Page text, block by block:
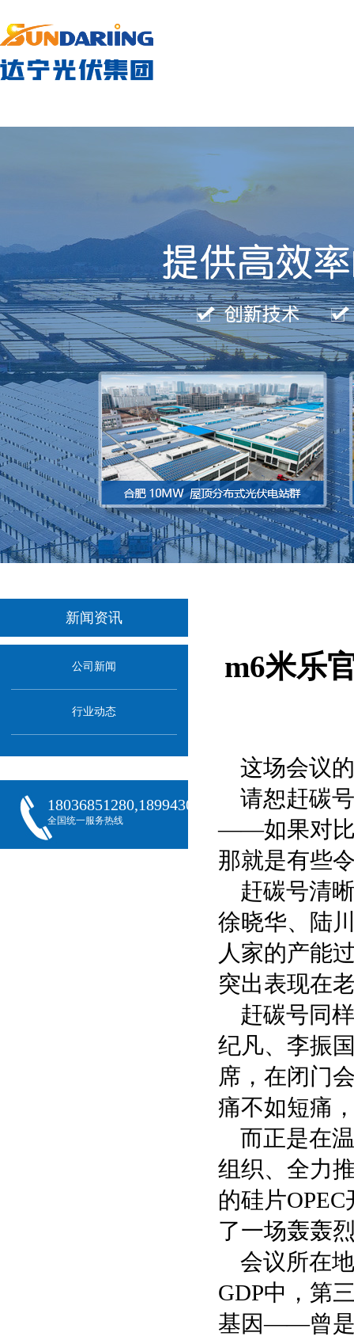
新闻资讯
公司新闻
行业动态
18036851280,18994301288,18068407382
全国统一服务热线
m6米乐
这场会议
请恕赶碳
——如果对比
那就是有些
赶碳号清
徐晓华、陆
人家的产能
突出表现在
赶碳号同
纪凡、李振
席，在闭门
痛不如短痛
而正是在
组织、全力
的硅片
了一场轰轰
会议所在
GDP中，第
基因——曾是